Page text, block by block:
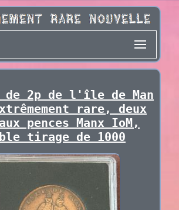
de 2p de l'île de Man
rare, deux
pences Manx IoM,
tirage de 1000